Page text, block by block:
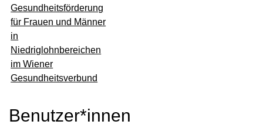
Gesundheitsförderung
für Frauen und Männer
in
Niedriglohnbereichen
im Wiener
Gesundheitsverbund
Benutzer*innen